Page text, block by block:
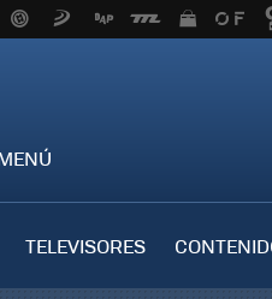
TELEVISORES